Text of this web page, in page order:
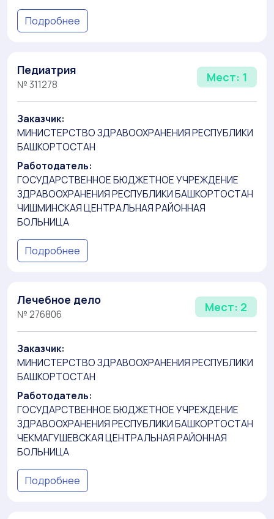
Подробнее
Педиатрия
№ 311278
Мест: 1
Заказчик:
МИНИСТЕРСТВО ЗДРАВООХРАНЕНИЯ РЕСПУБЛИКИ
БАШКОРТОСТАН
Работодатель:
ГОСУДАРСТВЕННОЕ БЮДЖЕТНОЕ УЧРЕЖДЕНИЕ
ЗДРАВООХРАНЕНИЯ РЕСПУБЛИКИ БАШКОРТОСТАН
ЧИШМИНСКАЯ ЦЕНТРАЛЬНАЯ РАЙОННАЯ
БОЛЬНИЦА
Подробнее
Лечебное дело
№ 276806
Мест: 2
Заказчик:
МИНИСТЕРСТВО ЗДРАВООХРАНЕНИЯ РЕСПУБЛИКИ
БАШКОРТОСТАН
Работодатель:
ГОСУДАРСТВЕННОЕ БЮДЖЕТНОЕ УЧРЕЖДЕНИЕ
ЗДРАВООХРАНЕНИЯ РЕСПУБЛИКИ БАШКОРТОСТАН
ЧЕКМАГУШЕВСКАЯ ЦЕНТРАЛЬНАЯ РАЙОННАЯ
БОЛЬНИЦА
Подробнее